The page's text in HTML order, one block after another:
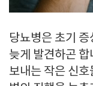
당뇨병은 초기 증
늦게 발견하곤
보내는 작은 신